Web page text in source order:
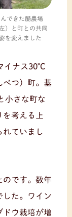
できた酪農場
）と町との共同
を変えました
イナス30℃
べつ）町。基
小さな町な
を考える上
れていまし
のです。数年
した。ワイン
ドウ栽培が増